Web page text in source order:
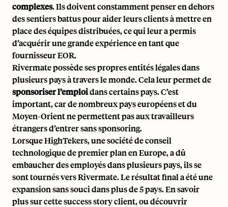
complexes. Ils doivent constamment penser en dehors
des sentiers battus pour aider leurs clients à mettre en
place des équipes distribuées, ce qui leur a permis
d’acquérir une grande expérience en tant que
fournisseur EOR.
Rivermate possède ses propres entités légales dans
plusieurs pays à travers le monde. Cela leur permet de
sponsoriser l’emploidans certains pays. C’est
important, car de nombreux pays européens et du
Moyen-Orient ne permettent pas aux travailleurs
étrangers d’entrer sans sponsoring.
Lorsque HighTekers, une société de conseil
technologique de premier plan en Europe, a dû
embaucher des employés dans plusieurs pays, ils se
sont tournés vers Rivermate. Le résultat final a été une
expansion sans souci dans plus de 5 pays. En savoir
plus sur cettesuccess story client, ou découvrir